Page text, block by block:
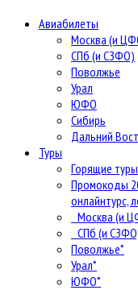
Авиабилеты
Москва (и
СПб (и СЗФО)
Поволжье
Урал
ЮФО
Сибирь
Дальний
Туры
Горящие
Промокоды
онлайнтурс,
Москва (и
СПб (и
Поволжье*
Урал*
ЮФО*